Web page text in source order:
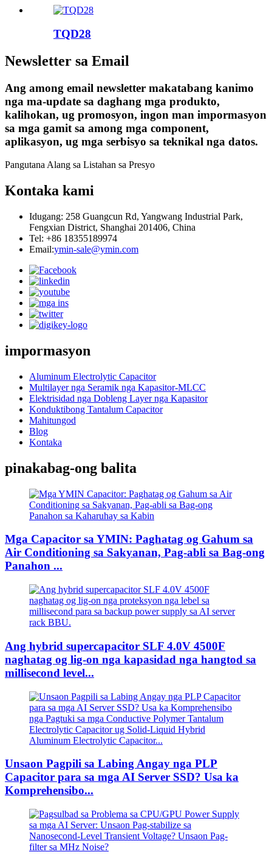
TQD28
Newsletter sa Email
Ang among email newsletter makatabang kanimo
nga ma-update sa daghang mga produkto,
kalihokan, ug promosyon, ingon man impormasyon
sa mga gamit sa among mga component,
aplikasyon, ug mga serbisyo sa teknikal nga datos.
Pangutana Alang sa Listahan sa Presyo
Kontaka kami
Idugang: 258 Guangcun Rd, Yangwang Industrial Park,
Fengxian District, Shanghai 201406, China
Tel: +86 18355189974
Email:ymin-sale@ymin.com
impormasyon
Aluminum Electrolytic Capacitor
Multilayer nga Seramik nga Kapasitor-MLCC
Elektrisidad nga Dobleng Layer nga Kapasitor
Konduktibong Tantalum Capacitor
Mahitungod
Blog
Kontaka
pinakabag-ong balita
Mga Capacitor sa YMIN: Paghatag og Gahum sa
Air Conditioning sa Sakyanan, Pag-abli sa Bag-ong
Panahon ...
Ang hybrid supercapacitor SLF 4.0V 4500F
naghatag og lig-on nga kapasidad nga hangtod sa
millisecond level...
Unsaon Pagpili sa Labing Angay nga PLP
Capacitor para sa mga AI Server SSD? Usa ka
Komprehensibo...